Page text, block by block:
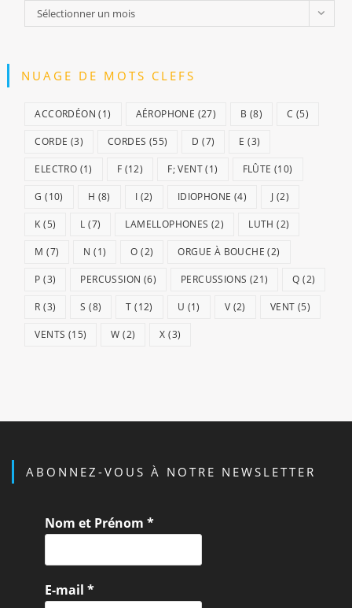
Les
archives
Sélectionner un mois
NUAGE DE MOTS CLEFS
ACCORDÉON (1) AÉROPHONE (27) B (8) C (5)
CORDE (3) CORDES (55) D (7) E (3)
ELECTRO (1) F (12) F; VENT(1) FLÛTE (10)
G (10) H (8) I (2) IDIOPHONE (4) J (2)
K (5) L (7) LAMELLOPHONES (2) LUTH (2)
M (7) N (1) O (2) ORGUE À BOUCHE (2)
P (3) PERCUSSION (6) PERCUSSIONS (21) Q (2)
R (3) S (8) T (12) U (1) V (2) VENT (5)
VENTS (15) W (2) X (3)
ABONNEZ-VOUS À NOTRE NEWSLETTER
Nom et Prénom*
E-mail*